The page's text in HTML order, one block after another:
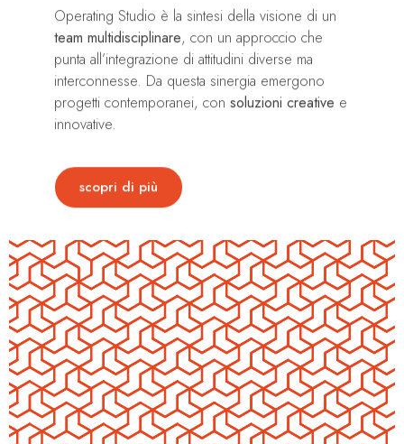
Operating Studio è la sintesi della visione di un
team multidisciplinare, con un approccio che
punta all’integrazione di attitudini diverse ma
interconnesse. Da questa sinergia emergono
progetti contemporanei, con soluzioni creative e
innovative.
scopri di più